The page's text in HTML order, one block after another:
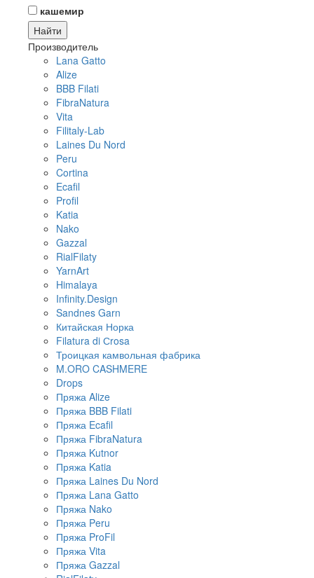
кашемир
Производитель
Lana Gatto
Alize
BBB Filati
FibraNatura
Vita
Filitaly-Lab
Laines Du Nord
Peru
Cortina
Ecafil
Profil
Katia
Nako
Gazzal
RialFilaty
YarnArt
Himalaya
Infinity.Design
Sandnes Garn
Китайская Норка
Filatura di Сrosa
Троицкая камвольная фабрика
M.ORO CASHMERE
Drops
Пряжа Alize
Пряжа BBB Filati
Пряжа Ecafil
Пряжа FibraNatura
Пряжа Kutnor
Пряжа Katia
Пряжа Laines Du Nord
Пряжа Lana Gatto
Пряжа Nako
Пряжа Peru
Пряжа ProFil
Пряжа Vita
Пряжа Gazzal